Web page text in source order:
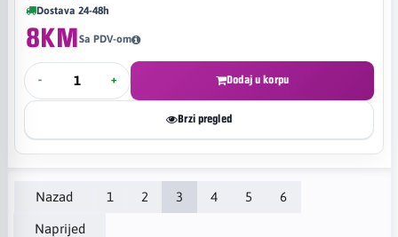
Dostava 24-48h
8KMSa PDV-om
- + Dodaj u korpu
Brzi pregled
Nazad 1 2 3 4 5 6
Naprijed